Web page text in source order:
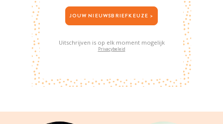
JOUW NIEUWSBRIEFKEUZE >
Uitschrijven is op elk moment mogelijk
Privacybeleid